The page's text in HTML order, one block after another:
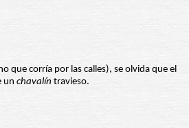
que corría por las calles), se olvida que el
un chavalín travieso.